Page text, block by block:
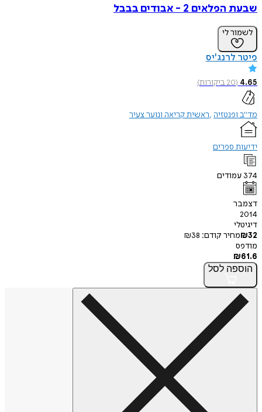
שבעת הפלאים 2 - אבודים בבבל
לשמור לי
פיטר לרנג'יס
4.65
(
20ביקורות)
מד"ב ופנטזיה ראשית קריאה ונוער צעיר
ידיעות ספרים
374 עמודים
דצמבר
2014
דיגיטלי
₪32 מחיר קודם: ₪38
מודפס
₪61.6
הוספה לסל